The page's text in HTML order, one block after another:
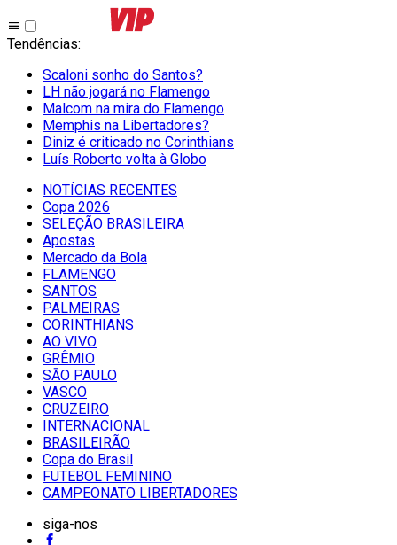
Tendências:
Scaloni sonho do Santos?
LH não jogará no Flamengo
Malcom na mira do Flamengo
Memphis na Libertadores?
Diniz é criticado no Corinthians
Luís Roberto volta à Globo
NOTÍCIAS RECENTES
Copa 2026
SELEÇÃO BRASILEIRA
Apostas
Mercado da Bola
FLAMENGO
SANTOS
PALMEIRAS
CORINTHIANS
AO VIVO
GRÊMIO
SĀO PAULO
VASCO
CRUZEIRO
INTERNACIONAL
BRASILEIRÃO
Copa do Brasil
FUTEBOL FEMININO
CAMPEONATO LIBERTADORES
siga-nos